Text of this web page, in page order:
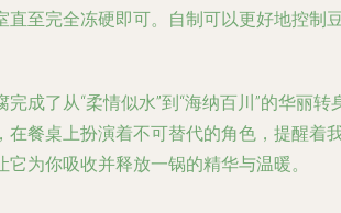
至完全冻硬即可。自制可以更好地控制
成了从“柔情似水”到“海纳百川”的华丽
餐桌上扮演着不可替代的角色，提醒
为你吸收并释放一锅的精华与温暖。